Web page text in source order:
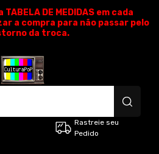
TABELA DE MEDIDAS em cada
a compra para não passar pelo
da troca.
Rastreie seu
Pedido